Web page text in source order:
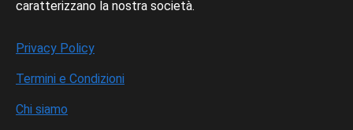
caratterizzano la nostra società.
Privacy Policy
Termini e Condizioni
Chi siamo